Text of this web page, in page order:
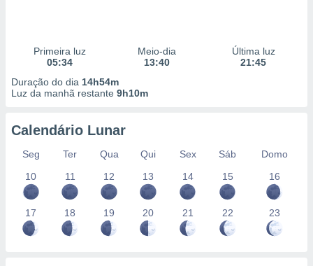
Primeira luz
05:34
Meio-dia
13:40
Última luz
21:45
Duração do dia 14h54m
Luz da manhã restante 9h10m
Calendário Lunar
Seg Ter Qua Qui Sex Sáb
Domo
10
11 12 13 14 15 16
17 18 19 20 21 22 23